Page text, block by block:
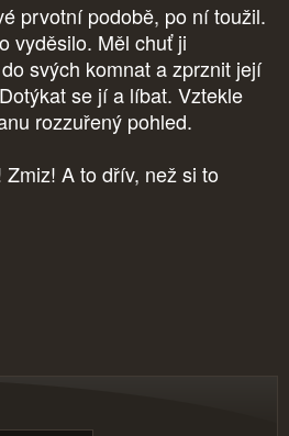
prvotní podobě, po ní toužil.
vyděsilo. Měl chuť ji
svých komnat a zprznit její
se jí a líbat. Vztekle
rozzuřený pohled.
Zmiz! A to dřív, než si to